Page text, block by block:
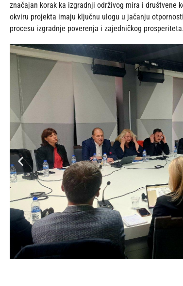
značajan korak ka izgradnji održivog mira i
okviru projekta imaju ključnu ulogu u jačanju
procesu izgradnje poverenja i zajedničkog prosperiteta.